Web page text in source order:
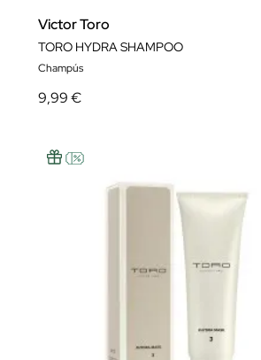
Victor Toro
TORO HYDRA SHAMPOO
Champús
9,99 €